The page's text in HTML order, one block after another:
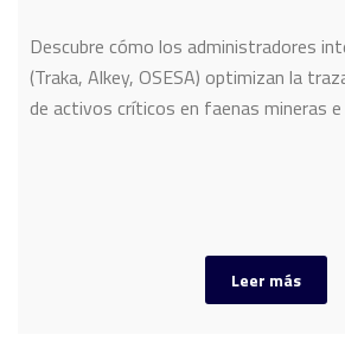
Descubre cómo los administradores
(Traka, Alkey, OSESA) optimizan la
de activos críticos en faenas mineras
Leer más